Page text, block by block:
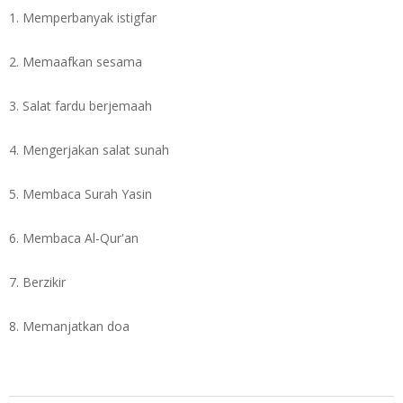
1. Memperbanyak istigfar
2. Memaafkan sesama
3. Salat fardu berjemaah
4. Mengerjakan salat sunah
5. Membaca Surah Yasin
6. Membaca Al-Qur'an
7. Berzikir
8. Memanjatkan doa